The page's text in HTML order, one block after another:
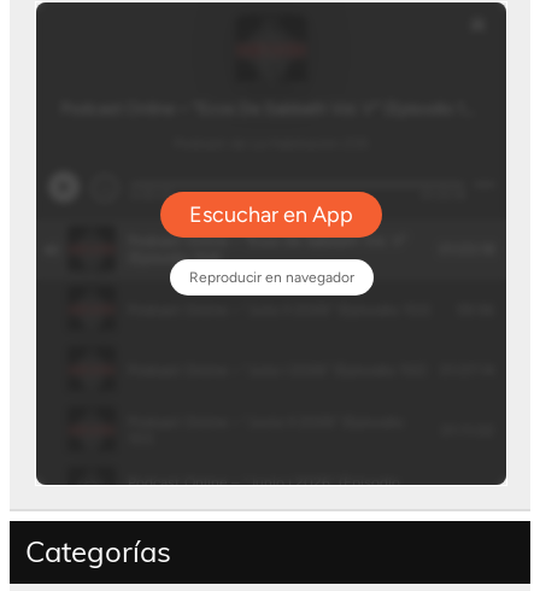
Categorías